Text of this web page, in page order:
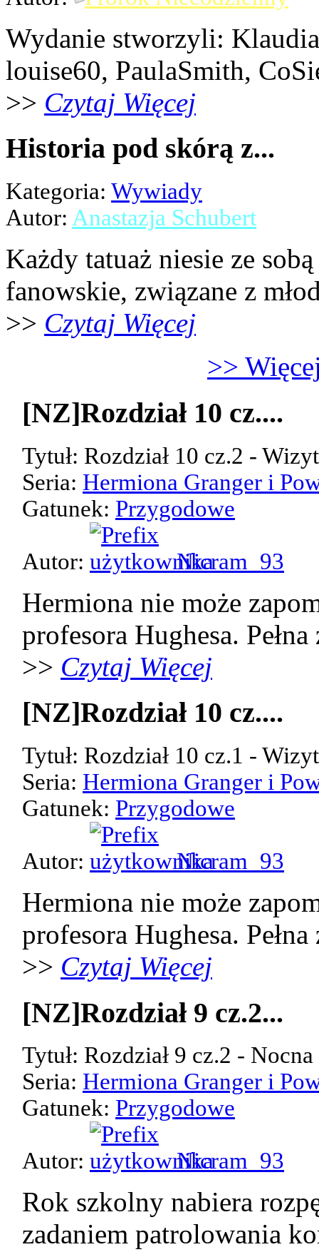
Wydanie stworzyli:
louise60, PaulaSmith,
>> Czytaj Więcej
Historia pod skórą z...
Kategoria: Wywiady
Autor: Anastazja Schubert
Każdy tatuaż niesie ze
fanowskie, związane z
>> Czytaj Więcej
>>
[NZ]Rozdział 10 cz....
Tytuł: Rozdział 10 cz.2 -
Seria: Hermiona Granger i
Gatunek: Przygodowe
Autor: Nicram_93
Hermiona nie może
profesora Hughesa.
>> Czytaj Więcej
[NZ]Rozdział 10 cz....
Tytuł: Rozdział 10 cz.1 -
Seria: Hermiona Granger i
Gatunek: Przygodowe
Autor: Nicram_93
Hermiona nie może
profesora Hughesa.
>> Czytaj Więcej
[NZ]Rozdział 9 cz.2...
Tytuł: Rozdział 9 cz.2 -
Seria: Hermiona Granger i
Gatunek: Przygodowe
Autor: Nicram_93
Rok szkolny nabiera
zadaniem patrolowania